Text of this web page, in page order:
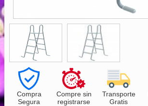
Compra
Segura
Compre sin
registrarse
Transporte
Gratis